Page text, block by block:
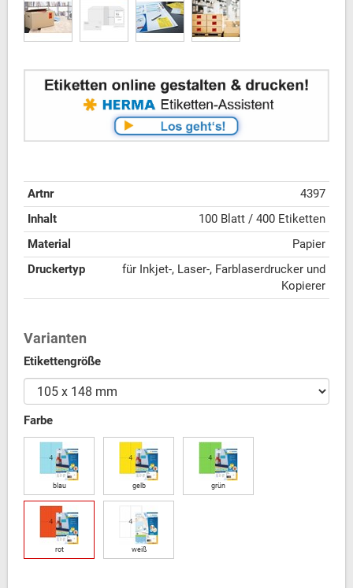
Artnr
4397
Inhalt
100 Blatt / 400 Etiketten
Material
Papier
Druckertyp
für Inkjet-, Laser-, Farblaserdrucker und
Kopierer
Varianten
Etikettengröße
Farbe
blau gelb grün
rot weiß